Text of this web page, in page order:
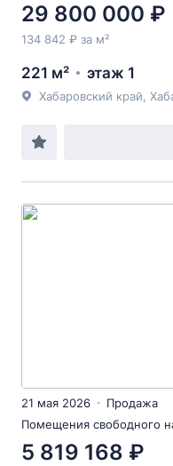
29 800 000 ₽
134 842 ₽ за м²
221 м² этаж 1
Хабаровский край,
21 мая 2026
Продажа
Помещения свободного
5 819 168 ₽